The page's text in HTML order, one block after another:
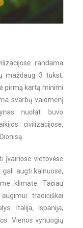
randama
maždaug 3 tūkst.
pirmą kartą minimi
svarbų vaidmenį
nuolat buvo
civilizacijose,
įvairiose vietovėse
augti kalnuose,
klimate. Tačiau
tradiciškai
Italija, Ispanija,
Vienos vynuogių